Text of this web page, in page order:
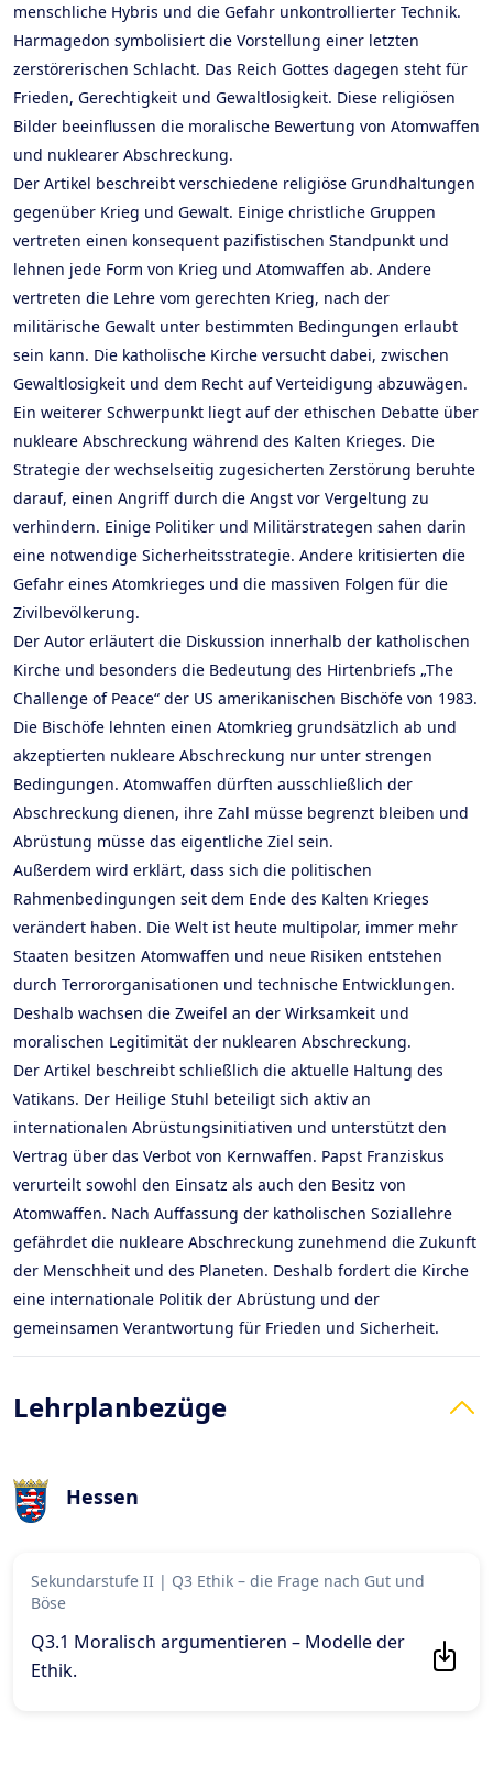
menschliche Hybris und die Gefahr unkontrollierter Technik.
Harmagedon symbolisiert die Vorstellung einer letzten
zerstörerischen Schlacht. Das Reich Gottes dagegen steht für
Frieden, Gerechtigkeit und Gewaltlosigkeit. Diese religiösen
Bilder beeinflussen die moralische Bewertung von Atomwaffen
und nuklearer Abschreckung.
Der Artikel beschreibt verschiedene religiöse Grundhaltungen
gegenüber Krieg und Gewalt. Einige christliche Gruppen
vertreten einen konsequent pazifistischen Standpunkt und
lehnen jede Form von Krieg und Atomwaffen ab. Andere
vertreten die Lehre vom gerechten Krieg, nach der
militärische Gewalt unter bestimmten Bedingungen erlaubt
sein kann. Die katholische Kirche versucht dabei, zwischen
Gewaltlosigkeit und dem Recht auf Verteidigung abzuwägen.
Ein weiterer Schwerpunkt liegt auf der ethischen Debatte über
nukleare Abschreckung während des Kalten Krieges. Die
Strategie der wechselseitig zugesicherten Zerstörung beruhte
darauf, einen Angriff durch die Angst vor Vergeltung zu
verhindern. Einige Politiker und Militärstrategen sahen darin
eine notwendige Sicherheitsstrategie. Andere kritisierten die
Gefahr eines Atomkrieges und die massiven Folgen für die
Zivilbevölkerung.
Der Autor erläutert die Diskussion innerhalb der katholischen
Kirche und besonders die Bedeutung des Hirtenbriefs „The
Challenge of Peace“ der US amerikanischen Bischöfe von 1983.
Die Bischöfe lehnten einen Atomkrieg grundsätzlich ab und
akzeptierten nukleare Abschreckung nur unter strengen
Bedingungen. Atomwaffen dürften ausschließlich der
Abschreckung dienen, ihre Zahl müsse begrenzt bleiben und
Abrüstung müsse das eigentliche Ziel sein.
Außerdem wird erklärt, dass sich die politischen
Rahmenbedingungen seit dem Ende des Kalten Krieges
verändert haben. Die Welt ist heute multipolar, immer mehr
Staaten besitzen Atomwaffen und neue Risiken entstehen
durch Terrororganisationen und technische Entwicklungen.
Deshalb wachsen die Zweifel an der Wirksamkeit und
moralischen Legitimität der nuklearen Abschreckung.
Der Artikel beschreibt schließlich die aktuelle Haltung des
Vatikans. Der Heilige Stuhl beteiligt sich aktiv an
internationalen Abrüstungsinitiativen und unterstützt den
Vertrag über das Verbot von Kernwaffen. Papst Franziskus
verurteilt sowohl den Einsatz als auch den Besitz von
Atomwaffen. Nach Auffassung der katholischen Soziallehre
gefährdet die nukleare Abschreckung zunehmend die Zukunft
der Menschheit und des Planeten. Deshalb fordert die Kirche
eine internationale Politik der Abrüstung und der
gemeinsamen Verantwortung für Frieden und Sicherheit.
Lehrplanbezüge
Hessen
Sekundarstufe II | Q3 Ethik – die Frage nach Gut und
Böse
Q3.1 Moralisch argumentieren – Modelle der
Ethik.